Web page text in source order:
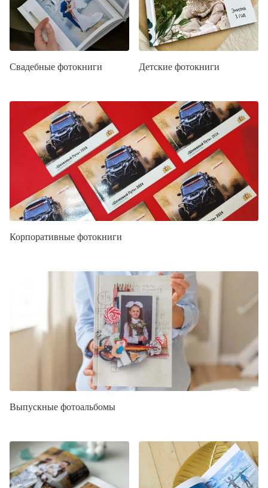
Свадебные фотокниги Детские фотокниги
Корпоративные фотокниги
Выпускные фотоальбомы